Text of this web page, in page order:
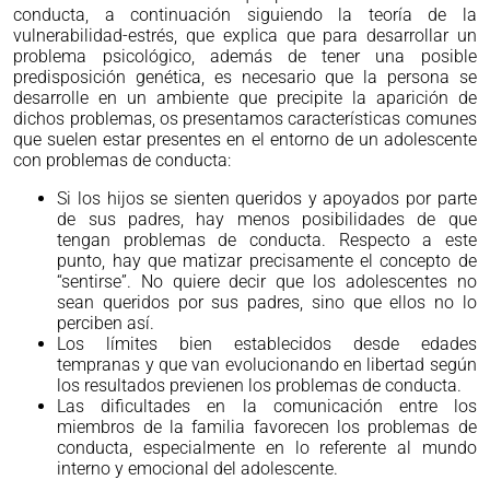
conducta, a continuación siguiendo la teoría de la
vulnerabilidad-estrés, que explica que para desarrollar un
problema psicológico, además de tener una posible
predisposición genética, es necesario que la persona se
desarrolle en un ambiente que precipite la aparición de
dichos problemas, os presentamos características comunes
que suelen estar presentes en el entorno de un adolescente
con problemas de conducta:
Si los hijos se sienten queridos y apoyados por parte
de sus padres, hay menos posibilidades de que
tengan problemas de conducta. Respecto a este
punto, hay que matizar precisamente el concepto de
“sentirse”. No quiere decir que los adolescentes no
sean queridos por sus padres, sino que ellos no lo
perciben así.
Los límites bien establecidos desde edades
tempranas y que van evolucionando en libertad según
los resultados previenen los problemas de conducta.
Las dificultades en la comunicación entre los
miembros de la familia favorecen los problemas de
conducta, especialmente en lo referente al mundo
interno y emocional del adolescente.